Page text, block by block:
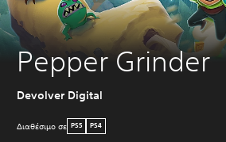
Pepper Grinder
Devolver Digital
Διαθέσιμο σε PS5 PS4